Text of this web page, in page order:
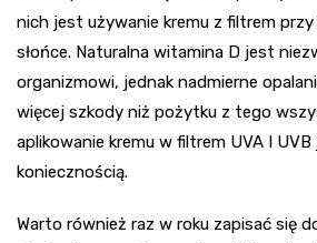
nich jest używanie kremu z filtrem
słońce. Naturalna witamina D jest
organizmowi, jednak nadmierne
więcej szkody niż pożytku z tego
aplikowanie kremu w filtrem UVA I
koniecznością.
Warto również raz w roku zapisać się